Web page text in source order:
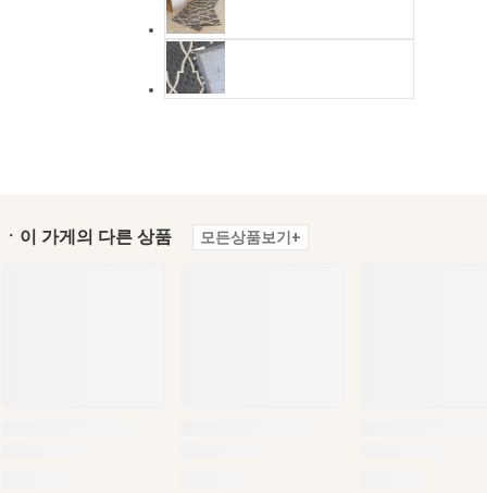
ㆍ이 가게의 다른 상품 모든상품보기+